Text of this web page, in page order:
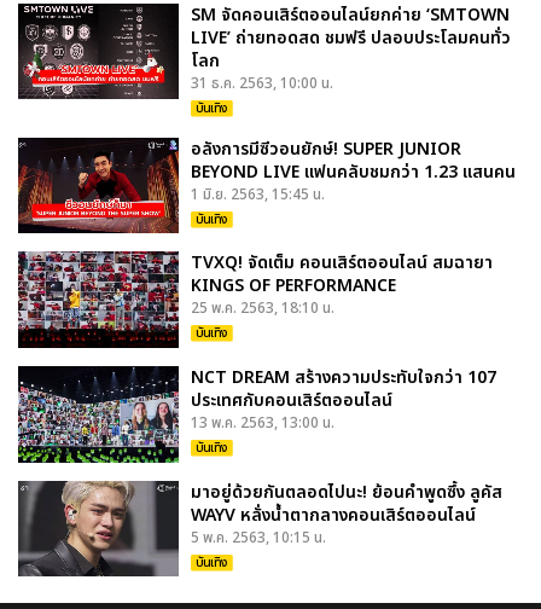
SM จัดคอนเสิร์ตออนไลน์ยกค่าย ‘SMTOWN
LIVE’ ถ่ายทอดสด ชมฟรี ปลอบประโลมคนทั่ว
โลก
31 ธ.ค. 2563, 10:00 น.
บันเทิง
อลังการมีซีวอนยักษ์! SUPER JUNIOR
BEYOND LIVE แฟนคลับชมกว่า 1.23 แสนคน
1 มิ.ย. 2563, 15:45 น.
บันเทิง
TVXQ! จัดเต็ม คอนเสิร์ตออนไลน์ สมฉายา
KINGS OF PERFORMANCE
25 พ.ค. 2563, 18:10 น.
บันเทิง
NCT DREAM สร้างความประทับใจกว่า 107
ประเทศกับคอนเสิร์ตออนไลน์
13 พ.ค. 2563, 13:00 น.
บันเทิง
มาอยู่ด้วยกันตลอดไปนะ! ย้อนคำพูดซึ้ง ลูคัส
WAYV หลั่งน้ำตากลางคอนเสิร์ตออนไลน์
5 พ.ค. 2563, 10:15 น.
บันเทิง